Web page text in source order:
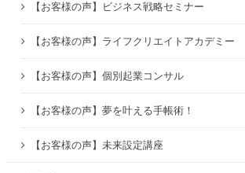
【お客様の声】ビジネス戦略セミナー
【お客様の声】ライフクリエイトアカデミー
【お客様の声】個別起業コンサル
【お客様の声】夢を叶える手帳術！
【お客様の声】未来設定講座